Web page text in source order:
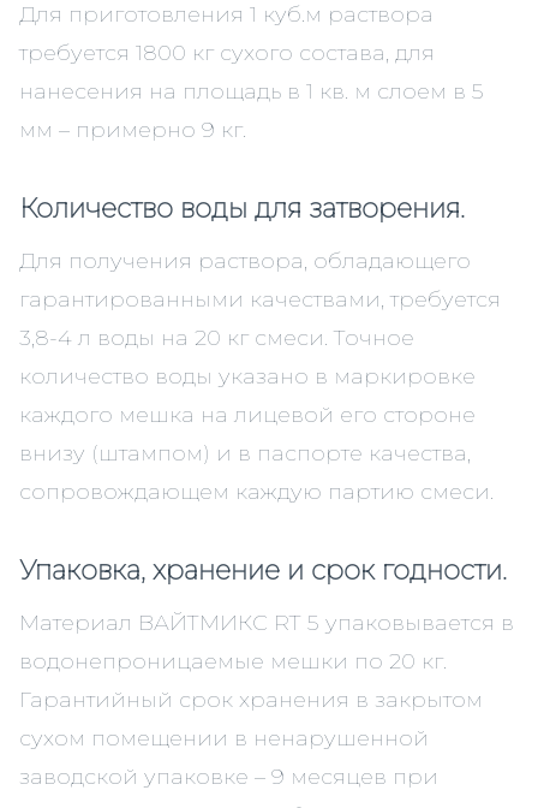
Для приготовления 1 куб.м раствора
требуется 1800 кг сухого состава, для
нанесения на площадь в 1 кв. м слоем в 5
мм – примерно 9 кг.
Количество воды для затворения.
Для получения раствора, обладающего
гарантированными качествами, требуется
3,8-4 л воды на 20 кг смеси. Точное
количество воды указано в маркировке
каждого мешка на лицевой его стороне
внизу (штампом) и в паспорте качества,
сопровождающем каждую партию смеси.
Упаковка, хранение и срок годности.
Материал ВАЙТМИКС RТ 5 упаковывается в
водонепроницаемые мешки по 20 кг.
Гарантийный срок хранения в закрытом
сухом помещении в ненарушенной
заводской упаковке – 9 месяцев при